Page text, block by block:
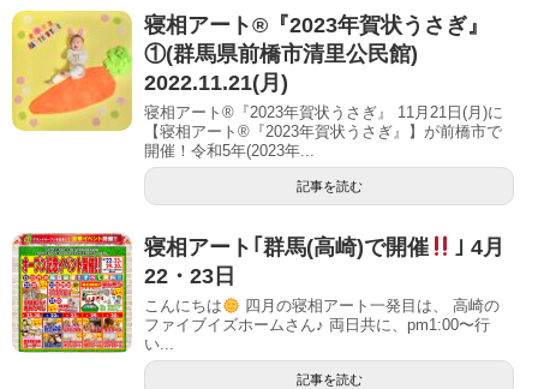
寝相アート®︎『2023年賀状うさぎ』
①(群馬県前橋市清里公民館)
2022.11.21(月)
寝相アート®『2023年賀状うさぎ』 11月21日(月)に
【寝相アート®︎『2023年賀状うさぎ』】が前橋市で
開催！令和5年(2023年...
記事を読む
寝相アート｢群馬(高崎)で開催
｣ 4月
22・23日
こんにちは
四月の寝相アート一発目は、 高崎の
ファイブイズホームさん♪ 両日共に、pm1:00〜行
い...
記事を読む